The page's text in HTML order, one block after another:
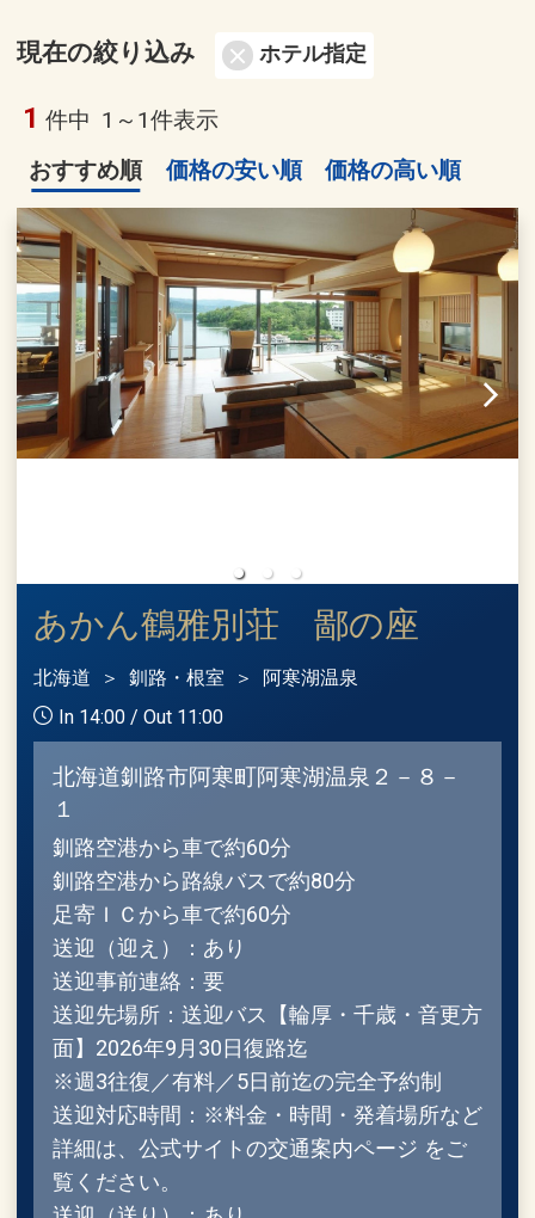
現在の絞り込み ホテル指定
1 件中 1～1件表示
おすすめ順
価格の安い順 価格の高い順
あかん鶴雅別荘 鄙の座
北海道 釧路・根室
阿寒湖温泉
In 14:00 / Out 11:00
北海道釧路市阿寒町阿寒湖温泉２－８－
１
釧路空港から車で約60分
釧路空港から路線バスで約80分
足寄ＩＣから車で約60分
送迎（迎え）：あり
送迎事前連絡：要
送迎先場所：送迎バス【輪厚・千歳・音更方
面】2026年9月30日復路迄
※週3往復／有料／5日前迄の完全予約制
送迎対応時間：※料金・時間・発着場所など
詳細は、公式サイトの交通案内ページ をご
覧ください。